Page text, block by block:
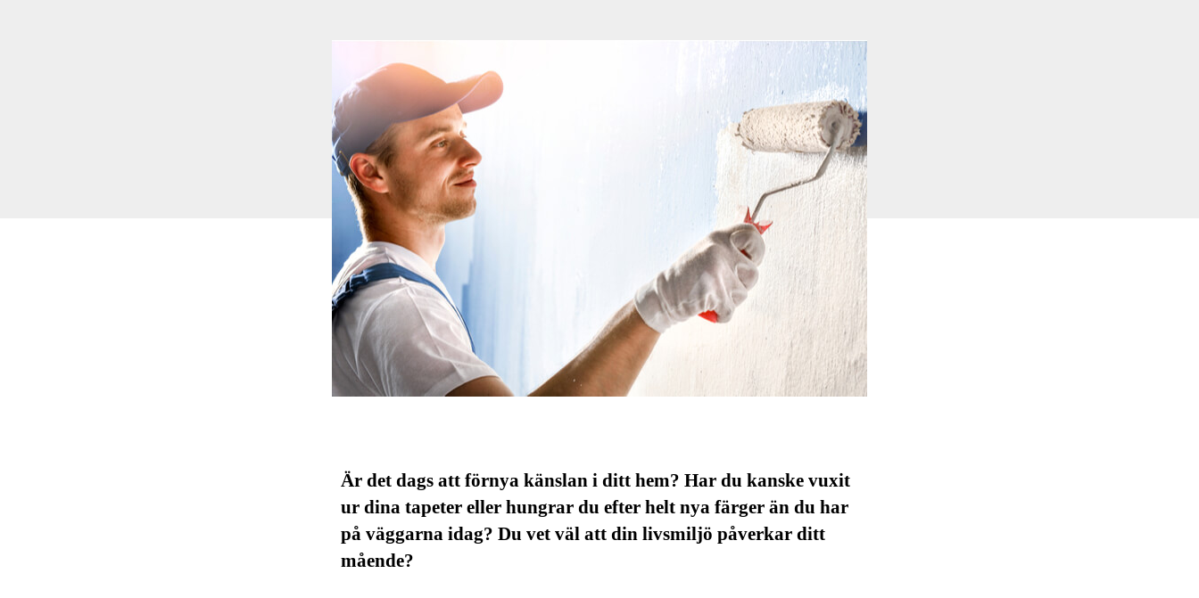
Är det dags att förnya känslan i ditt hem? Har du kanske vuxit
ur dina tapeter eller hungrar du efter helt nya färger än du har
på väggarna idag? Du vet väl att din livsmiljö påverkar ditt
mående?